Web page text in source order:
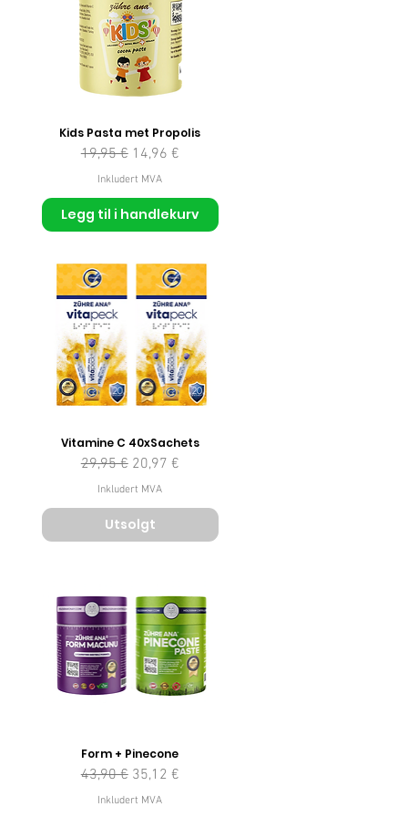
Kids Pasta met Propolis
Vanlig pris
19,95 € Salgspris
14,96 €
Inkludert MVA
Legg til i handlekurv
Vitamine C 40xSachets
Vanlig pris
29,95 € Salgspris
20,97 €
Inkludert MVA
Utsolgt
Form + Pinecone
Vanlig pris
43,90 € Salgspris
35,12 €
Inkludert MVA